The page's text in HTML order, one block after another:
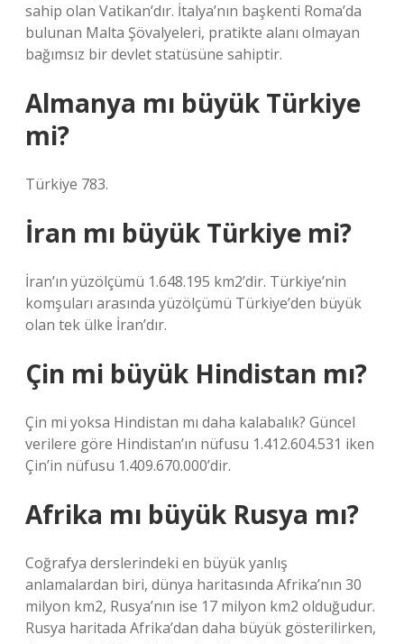
sahip olan Vatikan’dır. İtalya’nın başkenti Roma’da
bulunan Malta Şövalyeleri, pratikte alanı olmayan
bağımsız bir devlet statüsüne sahiptir.
Almanya mı büyük Türkiye
mi?
Türkiye 783.
İran mı büyük Türkiye mi?
İran’ın yüzölçümü 1.648.195 km2’dir. Türkiye’nin
komşuları arasında yüzölçümü Türkiye’den büyük
olan tek ülke İran’dır.
Çin mi büyük Hindistan mı?
Çin mi yoksa Hindistan mı daha kalabalık? Güncel
verilere göre Hindistan’ın nüfusu 1.412.604.531 iken
Çin’in nüfusu 1.409.670.000’dir.
Afrika mı büyük Rusya mı?
Coğrafya derslerindeki en büyük yanlış
anlamalardan biri, dünya haritasında Afrika’nın 30
milyon km2, Rusya’nın ise 17 milyon km2 olduğudur.
Rusya haritada Afrika’dan daha büyük gösterilirken,